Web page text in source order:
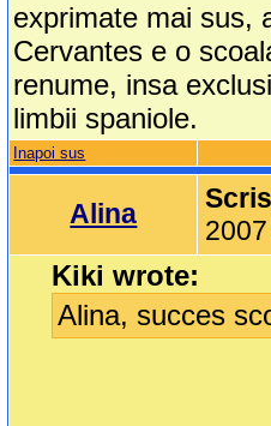
exprimate mai sus,
Cervantes e o
renume, insa
limbii spaniole.
Inapoi sus
Alina
Kiki wrote:
Alina, succes